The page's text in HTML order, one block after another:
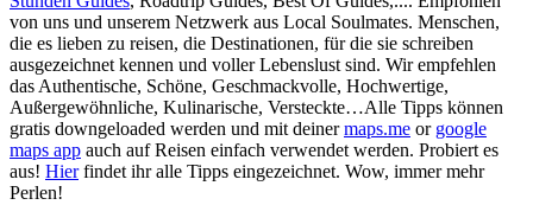
von uns und unserem Netzwerk aus Local Soulmates. Menschen,
die es lieben zu reisen, die Destinationen, für die sie schreiben
ausgezeichnet kennen und voller Lebenslust sind. Wir empfehlen
das Authentische, Schöne, Geschmackvolle, Hochwertige,
Außergewöhnliche, Kulinarische, Versteckte…Alle Tipps können
gratis downgeloaded werden und mit deinermaps.me or google
maps app auch auf Reisen einfach verwendet werden. Probiert es
aus! Hierfindet ihr alle Tipps eingezeichnet. Wow, immer mehr
Perlen!